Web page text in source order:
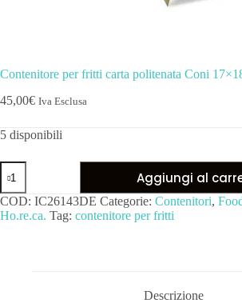
Contenitore per fritti carta politenata Coni
45,00€ Iva Esclusa
5 disponibili
Aggiungi al
COD: IC26143DE Categorie: Contenitori,
Ho.re.ca. Tag: contenitore per fritti
Descrizione